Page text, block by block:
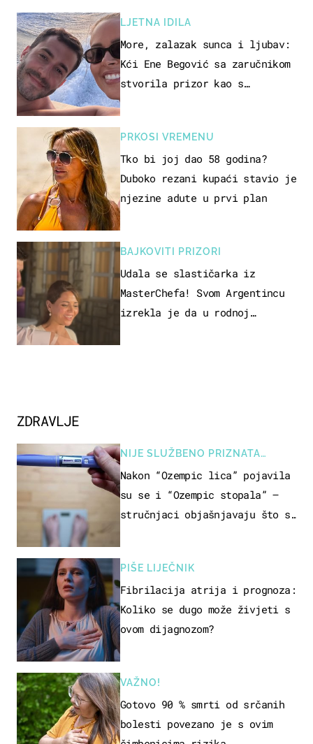
LJETNA IDILA
More, zalazak sunca i ljubav:
Kći Ene Begović sa zaručnikom
stvorila prizor kao s
PRKOSI VREMENU
Tko bi joj dao 58 godina?
Duboko rezani kupaći stavio je
njezine adute u prvi plan
BAJKOVITI PRIZORI
Udala se slastičarka iz
MasterChefa! Svom Argentincu
izrekla je da u rodnoj
ZDRAVLJE
NIJE SLUŽBENO PRIZNATA
NUSPOJAVA, ALI ...
Nakon “Ozempic lica” pojavila
su se i “Ozempic stopala” –
stručnjaci objašnjavaju što se
PIŠE LIJEČNIK
Fibrilacija atrija i prognoza:
Koliko se dugo može živjeti s
ovom dijagnozom?
VAŽNO!
Gotovo 90 % smrti od srčanih
bolesti povezano je s ovim